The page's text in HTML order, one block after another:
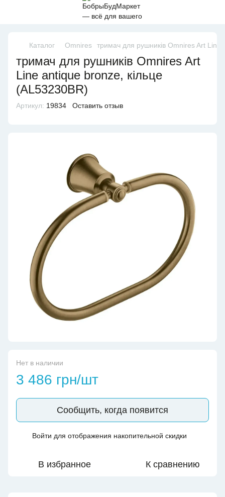
Каталог Omnires тримач для рушників Omnires Art Line
тримач для рушників Omnires Art
Line antique bronze, кільце
(AL53230BR)
Артикул: 19834 Оставить отзыв
Нет в наличии
3 486 грн/шт
Сообщить, когда появится
Войти для отображения накопительной скидки
В избранное К сравнению